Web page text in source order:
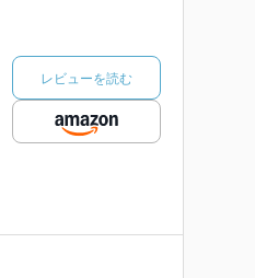
レビューを読む